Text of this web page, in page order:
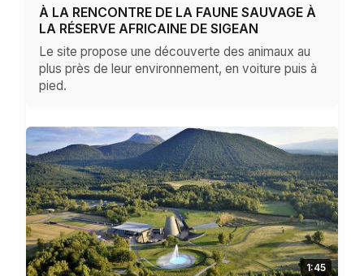
À LA RENCONTRE DE LA FAUNE SAUVAGE À
LA RÉSERVE AFRICAINE DE SIGEAN
Le site propose une découverte des animaux au
plus près de leur environnement, en voiture puis à
pied.
1:45